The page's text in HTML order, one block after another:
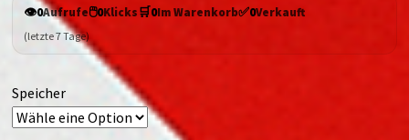
👁️0Aufrufe🖱️0Klicks🛒0Im Warenkorb✅0Verkauft
(letzte 7 Tage)
Speicher